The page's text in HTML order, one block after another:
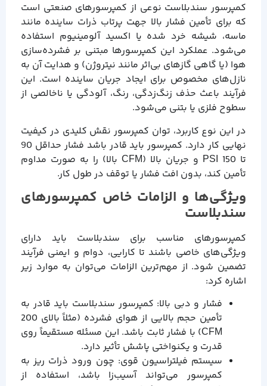
کمپرسور سندبلاست نوعی از کمپرسورهای صنعتی است
که برای تأمین فشار بالا جهت پرتاب ذرات ساینده مانند
ماسه، شیشه خرد شده یا اکسید آلومینیوم استفاده
می‌شود. عملکرد این کمپرسورها مبتنی بر فشرده‌سازی
هوا (یا گاهی گازهای بی‌اثر مانند نیتروژن) و هدایت آن به
نازل‌های مخصوص برای ایجاد جریان ساینده است. این
فرآیند باعث حذف زنگ‌زدگی، رنگ، آلودگی یا ناخالصی از
سطوح فلزی یا بتنی می‌شود.
در این نوع کاربرد، توان کمپرسور نقش کلیدی در کیفیت
نهایی کار دارد. کمپرسور باید قادر باشد فشار حداقل 90
تا 150 PSI و جریان بالا (CFM بالا) را به صورت مداوم
تأمین کند، بدون افت فشار یا توقف در طول کار.
ویژگی‌ها و الزامات خاص کمپرسورهای
سندبلاست
کمپرسورهای مناسب برای سندبلاست باید دارای
ویژگی‌های خاصی باشند تا کارایی، دوام و ایمنی فرآیند
تضمین شود. از مهم‌ترین الزامات می‌توان به موارد زیر
اشاره کرد:
فشار و دبی بالا: کمپرسور سندبلاست باید قادر به
تأمین حجم بالایی از هوای فشرده (مثلاً بالای 200
CFM) با فشار ثابت باشد. این مسئله مستقیماً روی
قدرت و یکنواختی پاشش تأثیر دارد.
سیستم فیلتراسیون قوی: چون ورود ذرات ریز به
کمپرسور می‌تواند آسیب‌زا باشد، استفاده از